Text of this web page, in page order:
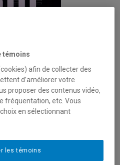
témoins
afin de collecter des
d’améliorer votre
proposer des contenus vidéo,
fréquentation, etc. Vous
en sélectionnant
les témoins